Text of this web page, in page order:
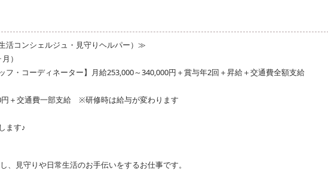
活コンシェルジュ・見守りヘルパー）≫
）
・コーディネーター】月給253,000～340,000円＋賞与年2回＋昇給＋交通費全額支給
＋交通費一部支給 ※研修時は給与が変わります
ます♪
、見守りや日常生活のお手伝いをするお仕事です。